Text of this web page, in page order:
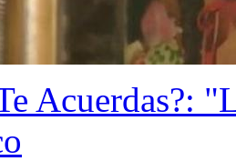
Acuerdas?: